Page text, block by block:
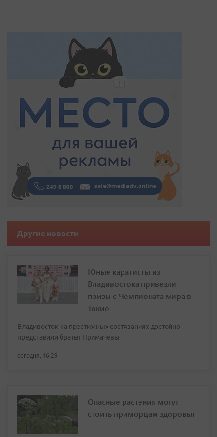
Другие новости
Юные каратисты из
Владивостока привезли
призы с Чемпионата мира в
Токио
Владивосток на престижных состязаниях достойно
представили братья Примачевы
сегодня, 16:29
Опасные растения могут
стоить приморцам здоровья